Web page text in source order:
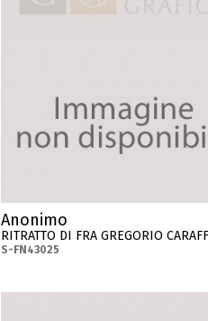
Anonimo
RITRATTO DI FRA GREGORIO
S-FN43025